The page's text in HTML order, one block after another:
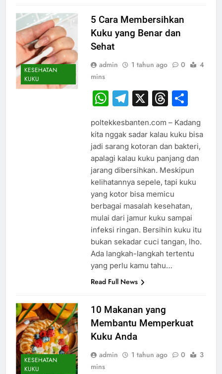
KESEHATAN
KUKU
5 Cara Membersihkan
Kuku yang Benar dan
Sehat
admin 1 tahun ago 0
4
mins
WhatsApp
Telegram
X
poltekkesbanten.com – Kadang
kita nggak sadar kalau kuku bisa
jadi sarang kotoran dan bakteri,
apalagi kalau kuku panjang dan
jarang dibersihkan. Meskipun
kelihatannya sepele, tapi kuku
yang kotor bisa memicu
berbagai masalah kesehatan,
mulai dari jamur kuku sampai
infeksi ringan. Bersihin kuku itu
bukan sekadar cuci tangan, lho.
Ada langkah-langkah tertentu
yang perlu kamu tahu…
Read Full News
KESEHATAN
KUKU
10 Makanan yang
Membantu Memperkuat
Kuku Anda
admin 1 tahun ago 0
3
mins